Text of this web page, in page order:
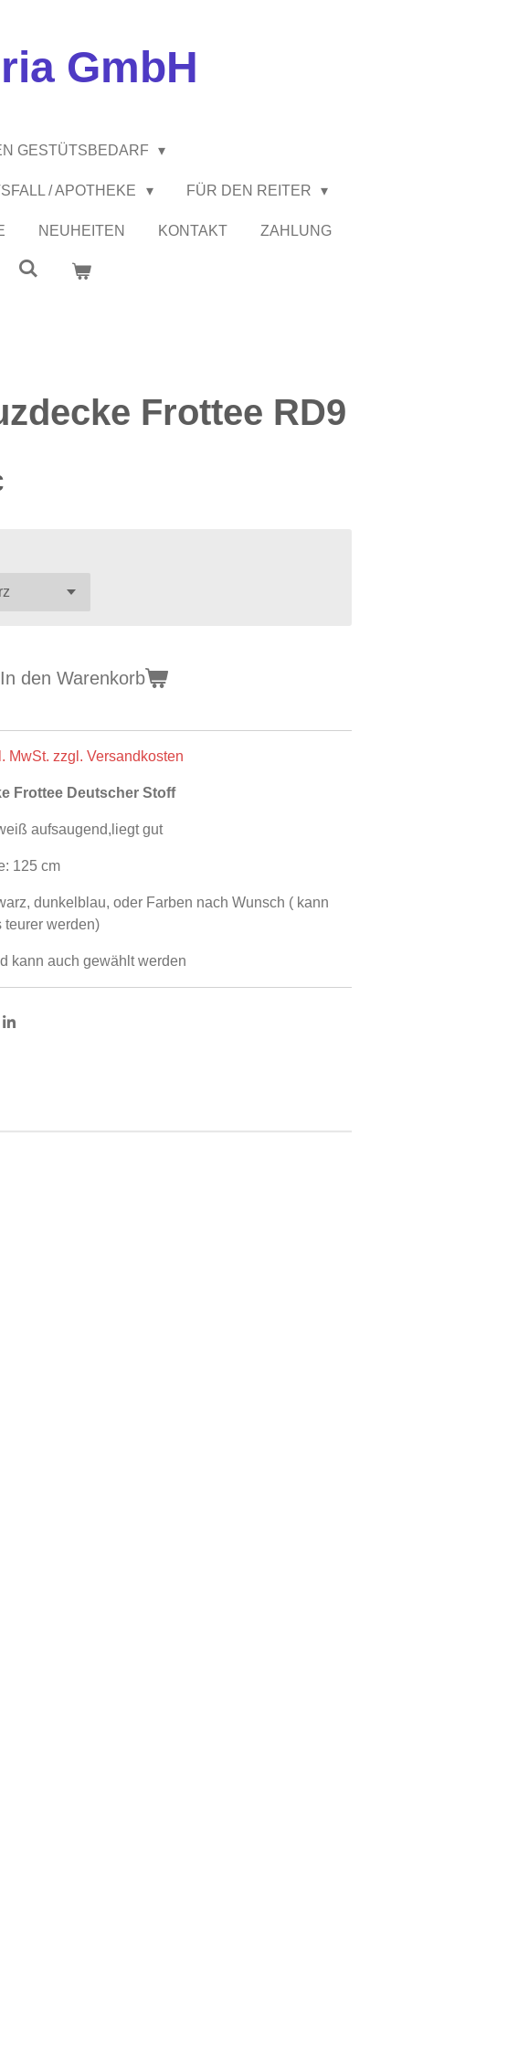
GmbH
GESTÜTSBEDARF
/ APOTHEKE FÜR DEN REITER
NEUHEITEN KONTAKT ZAHLUNG
Frottee RD9
In den Warenkorb
MwSt. zzgl. Versandkosten
Frottee Deutscher Stoff
aufsaugend,liegt gut
125 cm
dunkelblau, oder Farben nach Wunsch ( kann
teurer werden)
kann auch gewählt werden
T